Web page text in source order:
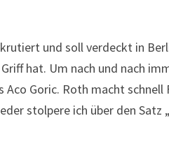
und soll verdeckt in
hat. Um nach und nach
Aco Goric. Roth macht
stolpere ich über den Satz